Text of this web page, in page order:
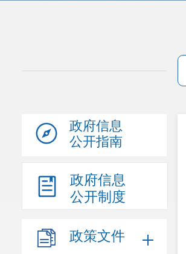
政府信息
公开指南
政府信息
公开制度
政策文件